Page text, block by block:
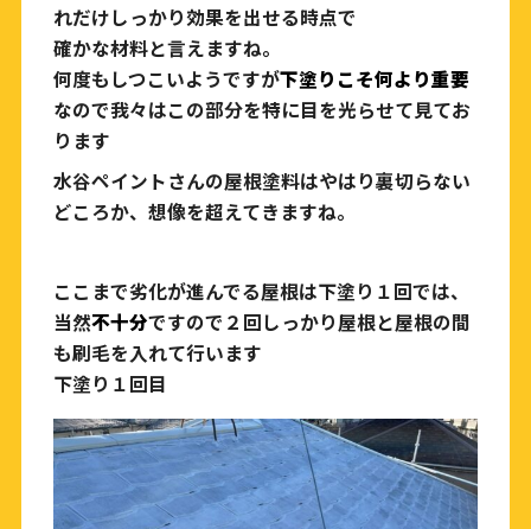
れだけしっかり効果を出せる時点で
確かな材料と言えますね。
何度もしつこいようですが下塗りこそ何より重要
なので我々はこの部分を特に目を光らせて見てお
ります
水谷ペイントさんの屋根塗料はやはり裏切らない
どころか、想像を超えてきますね。
ここまで劣化が進んでる屋根は下塗り１回では、
当然不十分ですので２回しっかり屋根と屋根の間
も刷毛を入れて行います
下塗り１回目